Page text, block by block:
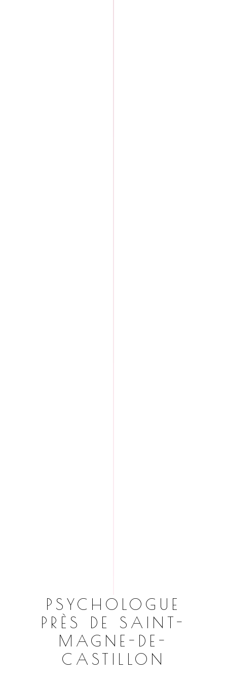
PSYCHOLOGUE
PRÈS DE SAINT-
MAGNE-DE-
CASTILLON